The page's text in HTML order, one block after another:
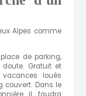
Alpes comme
de parking,
Gratuit et
loués
couvert. Dans le